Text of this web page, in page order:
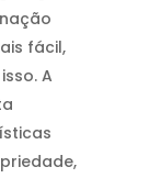
fácil,
A